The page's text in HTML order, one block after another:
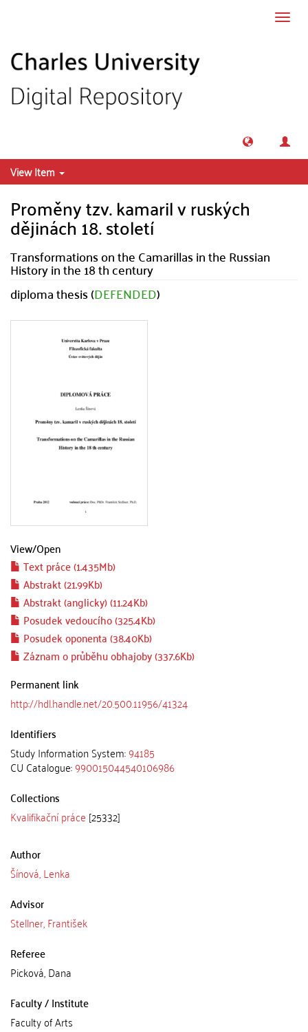
View Item
Proměny tzv. kamaril v ruských
dějinách 18. století
Transformations on the Camarillas in the Russian
History in the 18 th century
diploma thesis (DEFENDED)
View/Open
Text práce (1.435Mb)
Abstrakt (21.99Kb)
Abstrakt (anglicky) (11.24Kb)
Posudek vedoucího (325.4Kb)
Posudek oponenta (38.40Kb)
Záznam o průběhu obhajoby (337.6Kb)
Permanent link
http://hdl.handle.net/20.500.11956/41324
Identifiers
Study Information System:94185
CU Catalogue:990015044540106986
Collections
Kvalifikační práce [25332]
Author
Šínová, Lenka
Advisor
Stellner, František
Referee
Picková, Dana
Faculty / Institute
Faculty of Arts